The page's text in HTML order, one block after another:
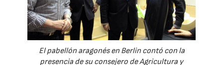
El pabellón aragonés en Berlin contó con la
presencia de su consejero de Agricultura y